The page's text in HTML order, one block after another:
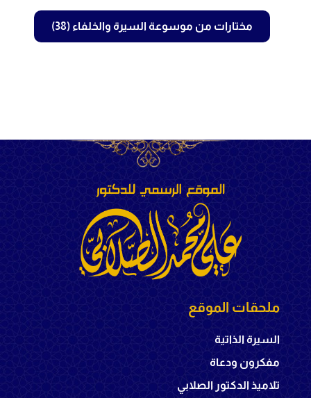
مختارات من موسوعة السيرة والخلفاء (38)
ملحقات الموقع
السيرة الذاتية
مفكرون ودعاة
تلاميذ الدكتور الصلابي